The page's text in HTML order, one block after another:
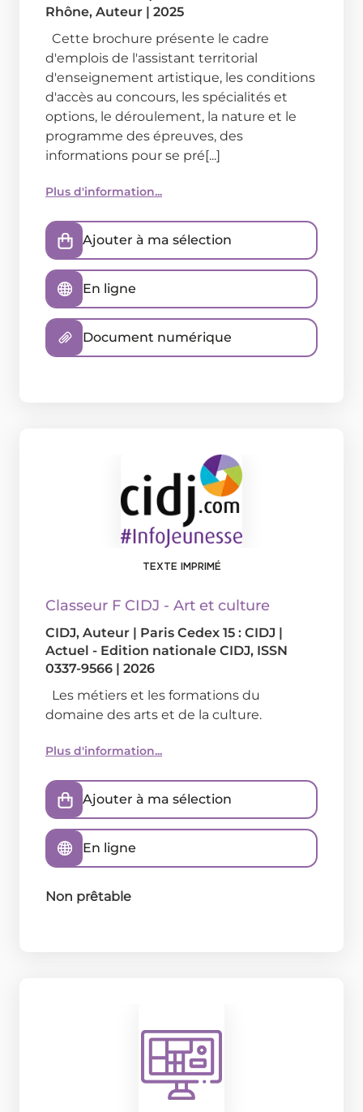
Rhône, Auteur | 2025
Cette brochure présente le cadre
d'emplois de l'assistant territorial
d'enseignement artistique, les conditions
d'accès au concours, les spécialités et
options, le déroulement, la nature et le
programme des épreuves, des
informations pour se pré[...]
Plus d'information...
Ajouter à ma sélection
En ligne
Document numérique
TEXTE IMPRIMÉ
Classeur F CIDJ - Art et culture
CIDJ, Auteur | Paris Cedex 15 : CIDJ |
Actuel - Edition nationale CIDJ, ISSN
0337-9566 | 2026
Les métiers et les formations du
domaine des arts et de la culture.
Plus d'information...
Ajouter à ma sélection
En ligne
Non prêtable